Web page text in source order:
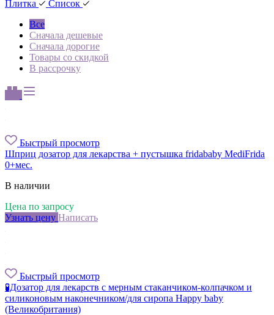
Плитка
Список
Все
Сначала дешевые
Сначала дорогие
Товары со скидкой
В рассрочку
Быстрый просмотр
Шприц дозатор для лекарства + пустышка fridababy MediFrida
0+мес.
В наличии
Цена по запросу
Узнать цену Написать
Быстрый просмотр
🧪Дозатор для лекарств с мерным стаканчиком-колпачком и
силиконовым наконечником/для сиропа Happy baby
(Великобритания)